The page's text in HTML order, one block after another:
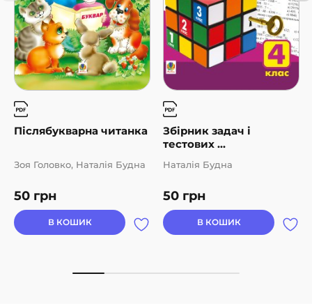
Післябукварна читанка
50 грн
Зоя Головко, Наталія Будна
В КОШИК
Збірник задач і
тестових ...
50 грн
Наталія Будна
В КОШИК